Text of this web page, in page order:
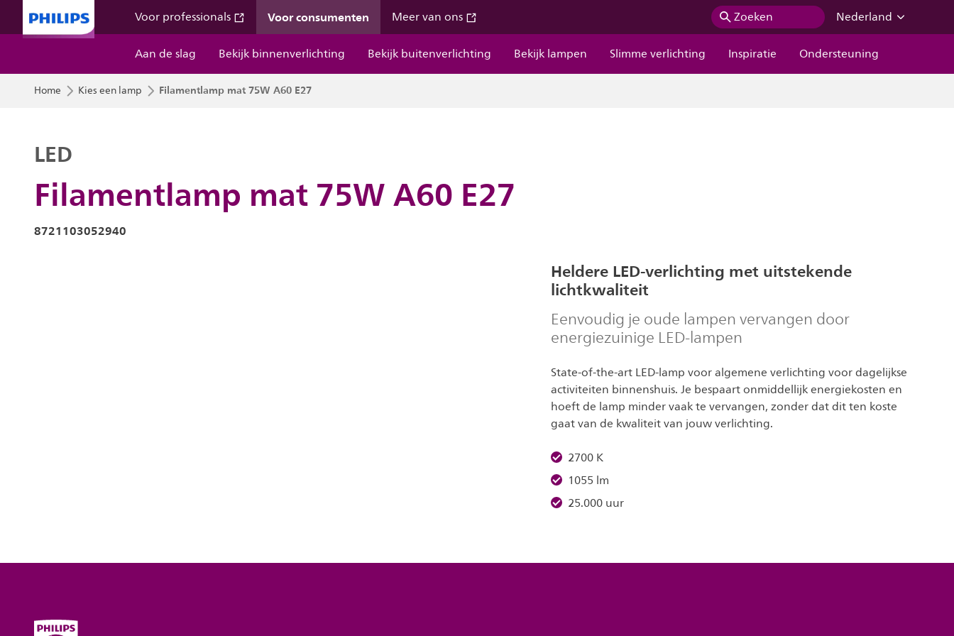
Voor professionals Voor consumenten Meer van ons Zoeken
Nederland
Aan de slag
Bekijk binnenverlichting Bekijk buitenverlichting Bekijk lampen Slimme verlichting Inspiratie Ondersteuning
Home Kies een lamp Filamentlamp mat 75W A60 E27
Filamentlamp mat 75W A60 E27
LED
8721103052940
Heldere LED-verlichting met uitstekende
lichtkwaliteit
Eenvoudig je oude lampen vervangen door
energiezuinige LED-lampen
State-of-the-art LED-lamp voor algemene verlichting voor dagelijkse
activiteiten binnenshuis. Je bespaart onmiddellijk energiekosten en
hoeft de lamp minder vaak te vervangen, zonder dat dit ten koste
gaat van de kwaliteit van jouw verlichting.
2700 K
1055 lm
25.000 uur